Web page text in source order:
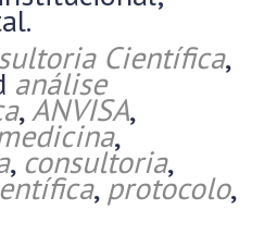
Científica,
análise
,ANVISA,
,
, consultoria,
,protocolo,